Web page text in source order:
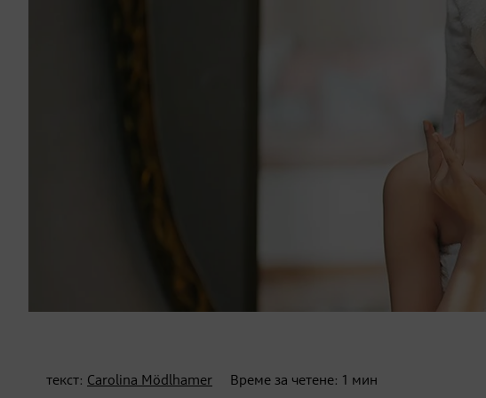
текст: Carolina Mödlhamer Време за четене: 1 мин